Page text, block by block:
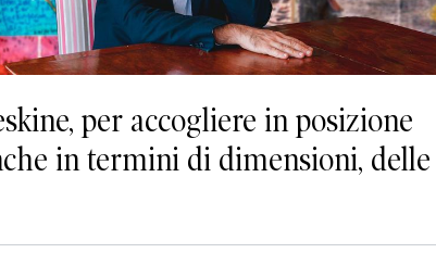
per accogliere in posizione
in termini di dimensioni, delle